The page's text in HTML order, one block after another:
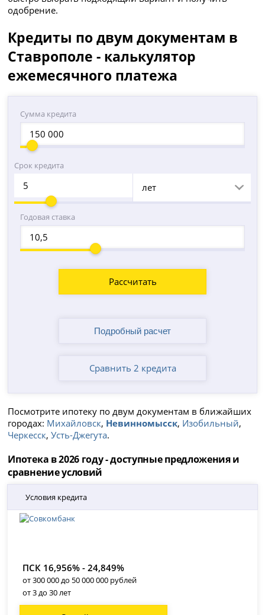
одобрение.
Кредиты по двум документам в
Ставрополе - калькулятор
ежемесячного платежа
Сумма кредита
Срок кредита
лет
Годовая ставка
Рассчитать
Сравнить 2 кредита
Посмотрите ипотеку по двум документам в ближайших
городах: Михайловск, Невинномысск, Изобильный,
Черкесск,Усть-Джегута.
Ипотека в 2026 году - доступные предложения и
сравнение условий
Условия кредита
ПСК 16,956% - 24,849%
от 300 000 до 50 000 000 рублей
от 3 до 30 лет